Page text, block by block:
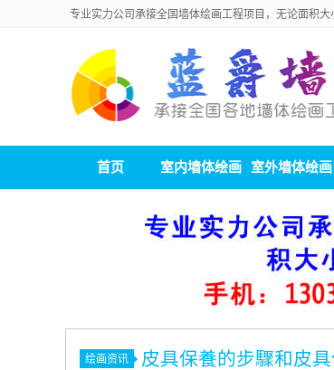
专业实力公司承接全国墙体绘画工程项目，无论面积大
首页 室内墙体绘画 室外墙体绘画
绘画资讯 皮具保養的步驟和皮